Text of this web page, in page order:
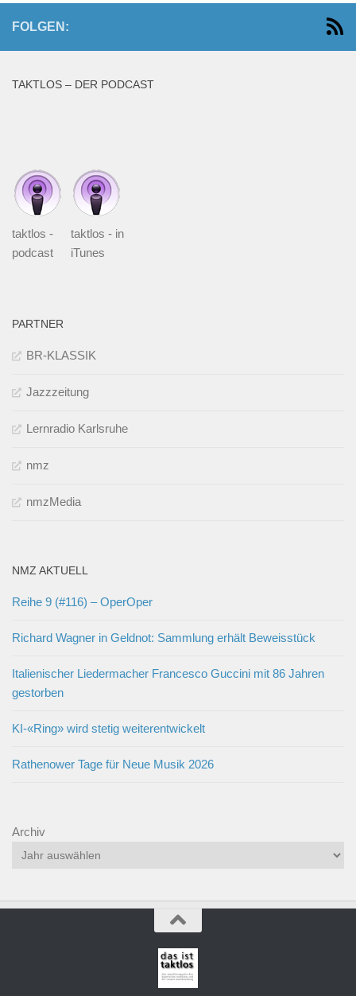
FOLGEN:
TAKTLOS – DER PODCAST
taktlos -
podcast
taktlos - in
iTunes
PARTNER
BR-KLASSIK
Jazzzeitung
Lernradio Karlsruhe
nmz
nmzMedia
NMZ AKTUELL
Reihe 9 (#116) – OperOper
Richard Wagner in Geldnot: Sammlung erhält Beweisstück
Italienischer Liedermacher Francesco Guccini mit 86 Jahren
gestorben
KI-«Ring» wird stetig weiterentwickelt
Rathenower Tage für Neue Musik 2026
Archiv